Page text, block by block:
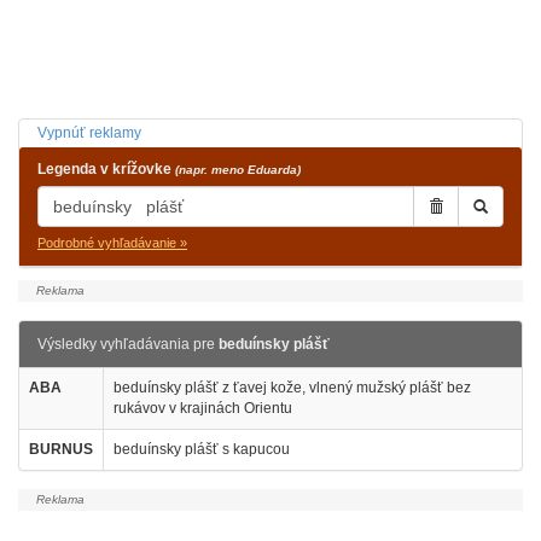
Vypnúť reklamy
Legenda v krížovke (napr. meno Eduarda)
Podrobné vyhľadávanie »
Výsledky vyhľadávania pre beduínsky plášť
ABA
beduínsky plášť z ťavej kože, vlnený mužský plášť bez
rukávov v krajinách Orientu
BURNUS beduínsky plášť s kapucou